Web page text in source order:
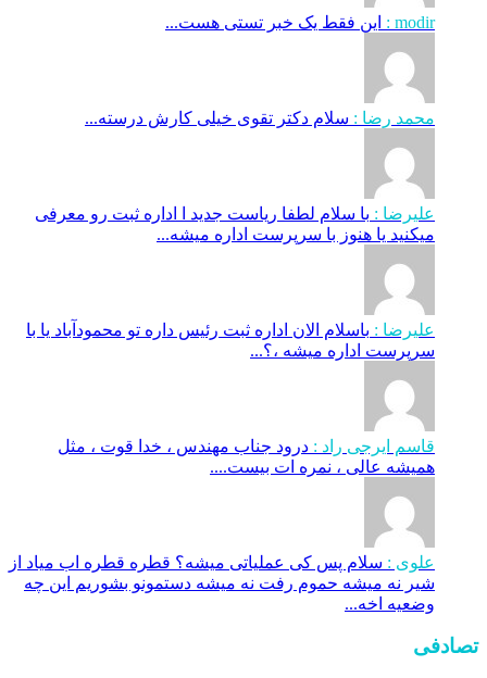
modir : این فقط یک خبر تستی هست...
محمد رضا : سلام دکتر تقوی خیلی کارش درسته...
علیرضا : با سلام لطفا ریاست جدید ا اداره ثبت‌ رو معرفی
میکنید یا هنوز با سرپرست اداره‌ میشه...
علیرضا : باسلام الان اداره ثبت رئیس داره تو محمودآباد یا با
سرپرست اداره میشه ،؟...
قاسم ایرجی راد : درود جناب مهندس ، خدا قوت ، مثل
همیشه عالی ، نمره ات بیست....
علوی : سلام پس کی عملیاتی میشه؟ قطره قطره اب میاد از
شیر نه میشه حموم رفت نه میشه دستمونو بشوریم این چه
وضعیه اخه...
تصادفی